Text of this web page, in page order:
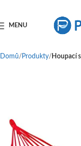
MENU
Domů Produkty Houpací